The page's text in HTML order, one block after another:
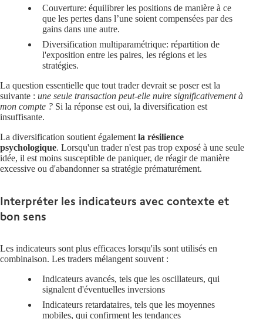
Couverture: équilibrer les positions de manière à ce
que les pertes dans l’une soient compensées par des
gains dans une autre.
Diversification multiparamétrique: répartition de
l'exposition entre les paires, les régions et les
stratégies.
La question essentielle que tout trader devrait se poser est la
suivante : une seule transaction peut-elle nuire significativement à
mon compte ? Si la réponse est oui, la diversification est
insuffisante.
La diversification soutient égalementla résilience
psychologique. Lorsqu'un trader n'est pas trop exposé à une seule
idée, il est moins susceptible de paniquer, de réagir de manière
excessive ou d'abandonner sa stratégie prématurément.
Interpréter les indicateurs avec contexte et
bon sens
Les indicateurs sont plus efficaces lorsqu'ils sont utilisés en
combinaison. Les traders mélangent souvent :
Indicateurs avancés, tels que les oscillateurs, qui
signalent d'éventuelles inversions
Indicateurs retardataires, tels que les moyennes
mobiles, qui confirment les tendances